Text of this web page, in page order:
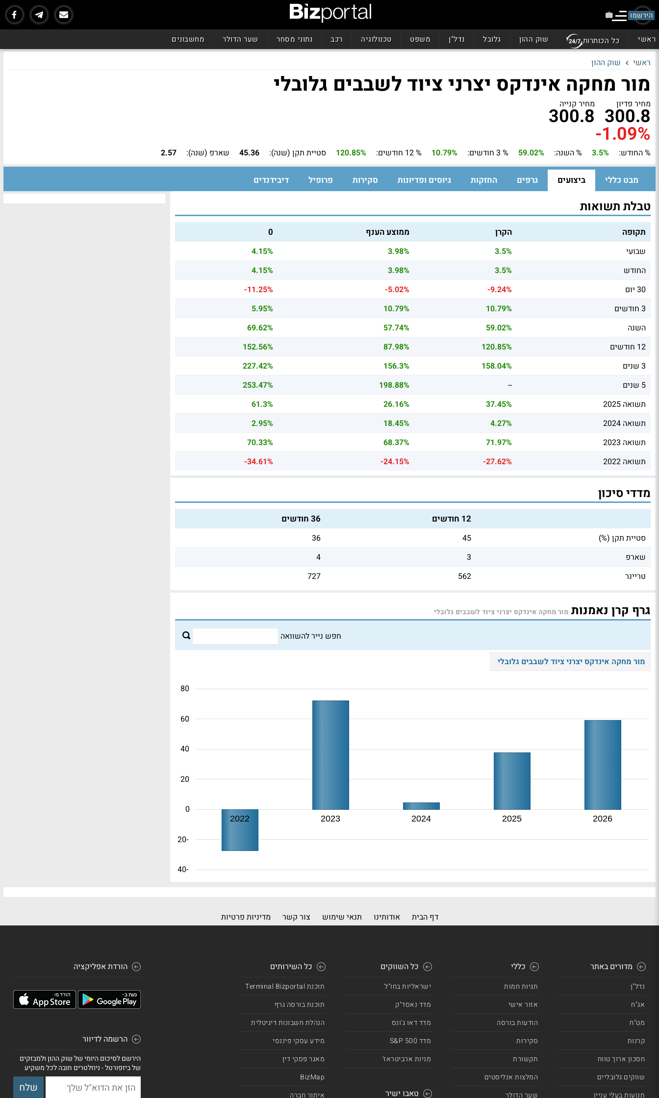
הירשמו
ראשי כל הכותרות שוק ההון גלובל נדל"ן משפט טכנולוגיה רכב נתוני מסחר שער הדולר מחשבונים
ראשי שוק ההון
מור מחקה אינדקס יצרני ציוד לשבבים גלובלי
מחיר פדיון
300.8 מחיר קנייה
300.8
-1.09%
% החודש: 3.5% % השנה: 59.02% % 3 חודשים: 10.79% % 12 חודשים: 120.85% סטיית תקן (שנה): 45.36 שארפ (שנה): 2.57
מבט כללי ביצועים גרפים החזקות גיוסים ופדיונות סקירות פרופיל דיבידנדים
טבלת תשואות
תקופה הקרן ממוצע הענף 0
שבועי 3.5%
3.98%
4.15%
החודש
3.5%
3.98%
4.15%
30 יום
-9.24%
-5.02%
-11.25%
3 חודשים
10.79%
10.79%
5.95%
השנה
59.02%
57.74%
69.62%
12 חודשים
120.85%
87.98%
152.56%
3 שנים
158.04%
156.3%
227.42%
5 שנים
--
198.88%
253.47%
תשואה 2025
37.45%
26.16%
61.3%
תשואה 2024
4.27%
18.45%
2.95%
תשואה 2023
71.97%
68.37%
70.33%
תשואה 2022
-27.62%
-24.15%
-34.61%
מדדי סיכון
12 חודשים 36 חודשים
סטיית תקן (%) 45
36
שארפ
3
4
טריינר
562
727
גרף קרן נאמנות מור מחקה אינדקס יצרני ציוד לשבבים גלובלי
חפש נייר להשוואה
מור מחקה אינדקס יצרני ציוד לשבבים גלובלי
2022 2023 2024 2025 2026
-40
-20
0
20
40
60
80
דף הבית אודותינו תנאי שימוש צור קשר מדיניות פרטיות
מדורים באתר
נדל"ן
אג"ח
מט"ח
קרנות
חסכון ארוך טווח
שווקים גלובליים
תנועות בעלי עניין
כללי
תגיות חמות
אזור אישי
הודעות בורסה
סקירות
תקשורת
המלצות אנליסטים
שער הדולר
כל השווקים
ישראליות בחו"ל
מדד נאסד"ק
מדד דאו ג'ונס
מדד 500 S&P
מניות ארביטראז'
טאבו ישיר
כל השירותים
תוכנת Terminal Bizportal
תוכנת בורסה גרף
הנהלת חשבונות דיגיטלית
מידע עסקי פיננסי
מאגר פסקי דין
BizMap
איתור חברה
הורדת אפליקציה
הרשמה לדיוור
הירשם לסיכום היומי של שוק ההון ולמבזקים
של ביזפורטל - ניוזלטרים חובה לכל משקיע